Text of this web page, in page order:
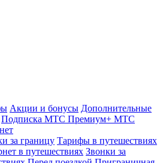
Акции и бонусы Дополнительные
Подписка МТС Премиум+ МТС
за границу Тарифы в путешествиях
в путешествиях Звонки за